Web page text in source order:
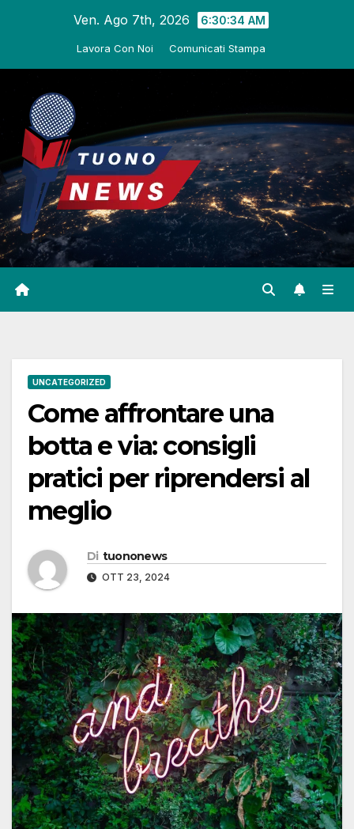
Ven. Ago 7th, 2026 6:30:34 AM
Lavora Con Noi Comunicati Stampa
UNCATEGORIZED
Come affrontare una
botta e via: consigli
pratici per riprendersi al
meglio
Di tuononews
OTT 23, 2024